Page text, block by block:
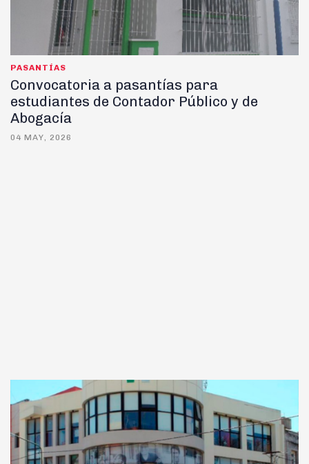
PASANTÍAS
Convocatoria a pasantías para
estudiantes de Contador Público y de
Abogacía
04 MAY, 2026